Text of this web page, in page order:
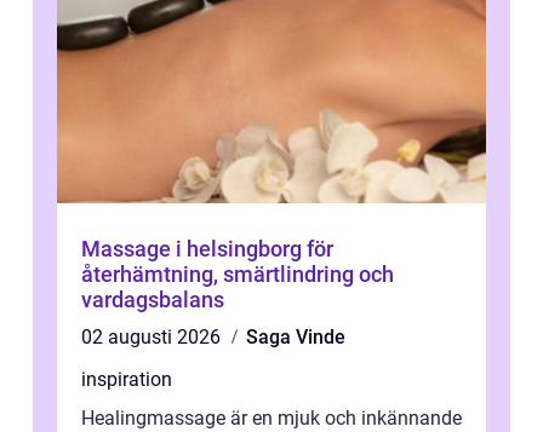
Massage i helsingborg för
återhämtning, smärtlindring och
vardagsbalans
02 augusti 2026
Saga Vinde
inspiration
Healingmassage är en mjuk och inkännande